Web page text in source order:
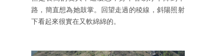
路，簡直想為她鼓掌。回望走過的稜線，斜陽照射
下看起來很實在又軟綿綿的。